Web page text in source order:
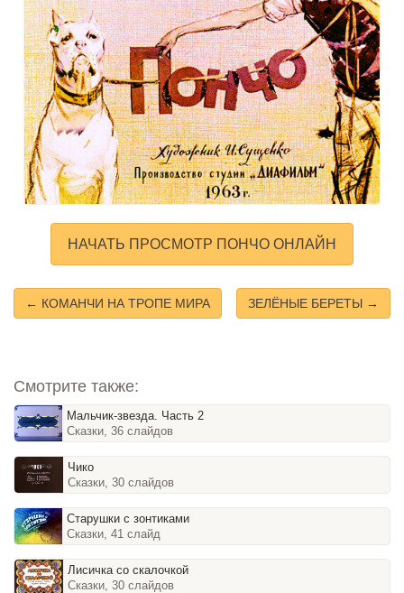
НАЧАТЬ ПРОСМОТР ПОНЧО ОНЛАЙН
← КОМАНЧИ НА ТРОПЕ МИРА ЗЕЛЁНЫЕ БЕРЕТЫ →
Смотрите также:
Мальчик-звезда. Часть 2
Сказки, 36 слайдов
Чико
Сказки, 30 слайдов
Старушки с зонтиками
Сказки, 41 слайд
Лисичка со скалочкой
Сказки, 30 слайдов